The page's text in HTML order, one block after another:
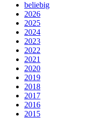
beliebig
2026
2025
2024
2023
2022
2021
2020
2019
2018
2017
2016
2015